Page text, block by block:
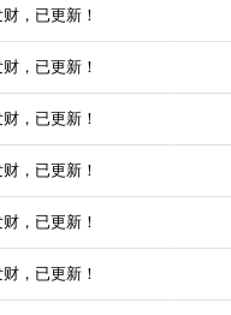
，已更新！
，已更新！
，已更新！
，已更新！
，已更新！
，已更新！